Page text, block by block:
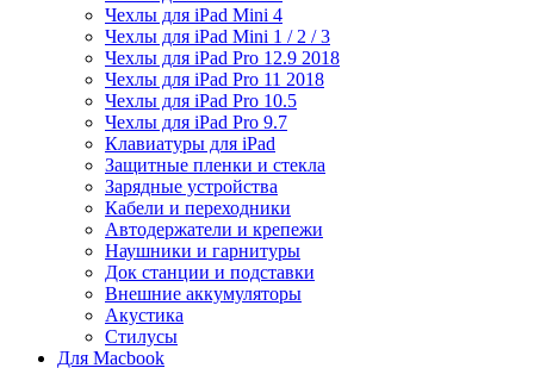
Чехлы для iPad Mini 4
Чехлы для iPad Mini 1 / 2 / 3
Чехлы для iPad Pro 12.9 2018
Чехлы для iPad Pro 11 2018
Чехлы для iPad Pro 10.5
Чехлы для iPad Pro 9.7
Клавиатуры для iPad
Защитные пленки и стекла
Зарядные устройства
Кабели и переходники
Автодержатели и крепежи
Наушники и гарнитуры
Док станции и подставки
Внешние аккумуляторы
Акустика
Стилусы
Для Macbook